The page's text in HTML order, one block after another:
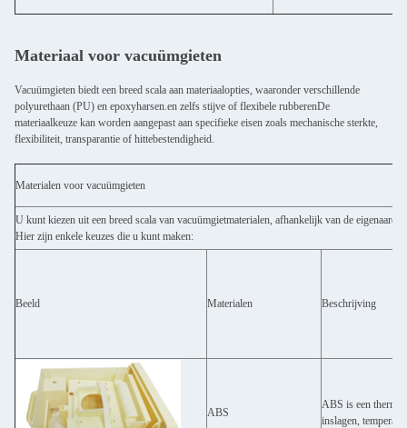
Materiaal voor vacuümgieten
Vacuümgieten biedt een breed scala aan materiaalopties, waaronder verschillende
polyurethaan (PU) en epoxyharsen.en zelfs stijve of flexibele rubberenDe
materiaalkeuze kan worden aangepast aan specifieke eisen zoals mechanische sterkte,
flexibiliteit, transparantie of hittebestendigheid.
Materialen voor vacuümgieten
U kunt kiezen uit een breed scala van vacuümgietmaterialen, afhankelijk van de
Hier zijn enkele keuzes die u kunt maken:
Beeld Materialen Beschrijving
ABS
ABS is een
inslagen,